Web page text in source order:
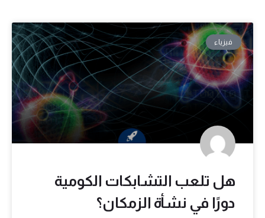
فيزياء
هل تلعب التشابكات الكومية
دورًا في نشأة الزمكان؟